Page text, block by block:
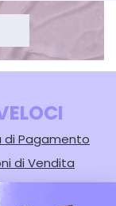
di Pagamento
di Vendita
Spedizione e